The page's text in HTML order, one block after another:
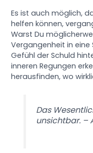
Es ist auch möglich,
helfen können,
Warst Du
Vergangenheit in eine
Gefühl der Schuld
inneren Regungen
herausfinden, wo
Das
unsichtbar. –